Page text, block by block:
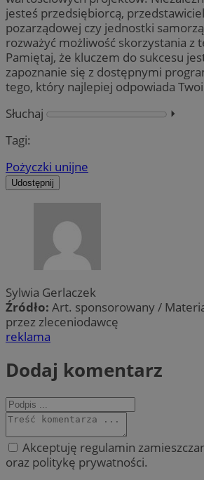
jesteś przedsiębiorcą,
pozarządowej czy jednostki
rozważyć możliwość skorzystania z
Pamiętaj, że kluczem do sukcesu
zapoznanie się z dostępnymi
tego, który najlepiej odpowiada
Słuchaj
⏵︎
Tagi:
Pożyczki unijne
Udostępnij
Sylwia Gerlaczek
Źródło: Art. sponsorowany /
przez zleceniodawcę
reklama
Dodaj komentarz
Akceptuję regulamin
oraz politykę prywatności.